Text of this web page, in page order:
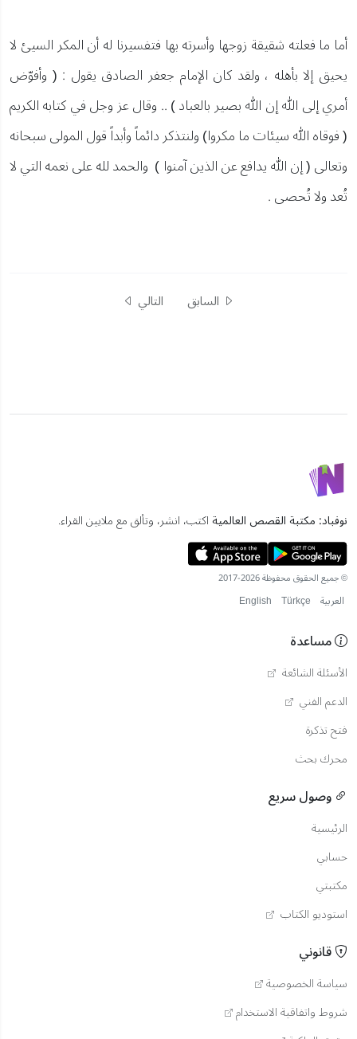
أما ما فعلته شقيقة زوجها وأسرته بها فتفسيرنا له أن المكر السيئ لا
يحيق إلا بأهله ، ولقد كان الإمام جعفر الصادق يقول : ( وأفوّض
أمري إلى الله إن الله بصير بالعباد ) .. وقال عز وجل في كتابه الكريم
( فوقاه الله سيئات ما مكروا) ولنتذكر دائماً وأبداً قول المولى سبحانه
وتعالى ( إن الله يدافع عن الذين آمنوا ) والحمد لله على نعمه التي لا
تُعد ولا تُحصى .
السابق التالي
نوفباد: مكتبة القصص العالمية اكتب، انشر، وتألق مع ملايين القراء.
© جميع الحقوق محفوظة 2026-2017
العربية English Türkçe
مساعدة
الأسئلة الشائعة
الدعم الفني
فتح تذكرة
محرك بحث
وصول سريع
الرئيسية
حسابي
مكتبتي
استوديو الكتاب
قانوني
سياسة الخصوصية
شروط واتفاقية الاستخدام